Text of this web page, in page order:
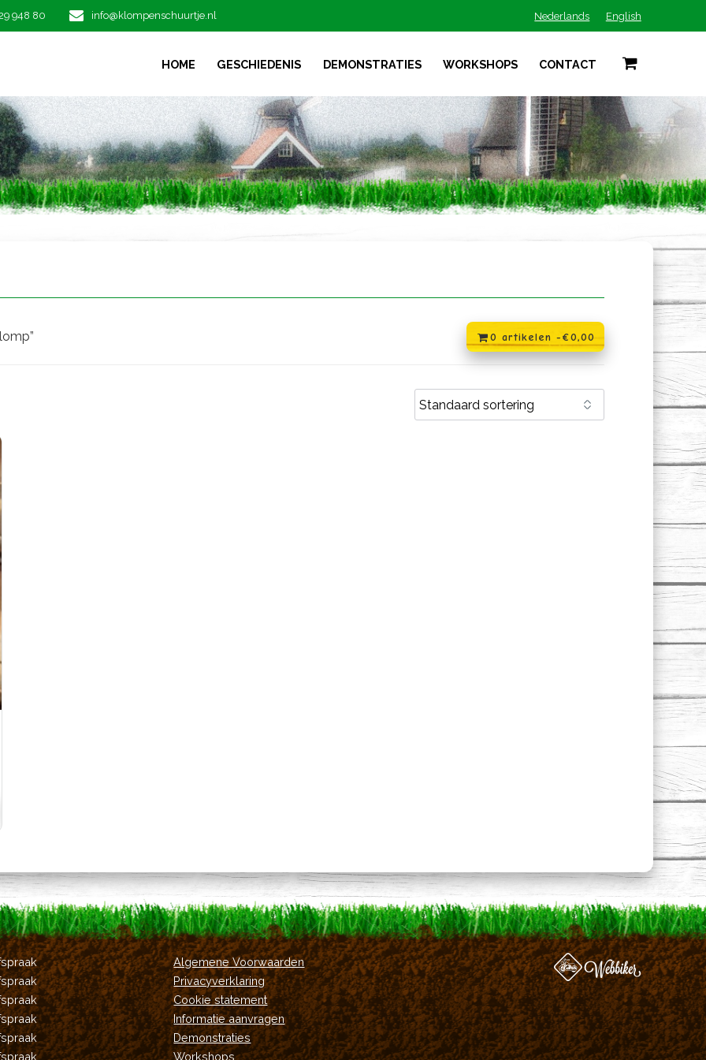
948 80 info@klompenschuurtje.nl Nederlands English
HOME GESCHIEDENIS DEMONSTRATIES WORKSHOPS CONTACT
0 artikelen -€0,00
Algemene Voorwaarden
Privacyverklaring
Cookie statement
Informatie aanvragen
Demonstraties
Workshops